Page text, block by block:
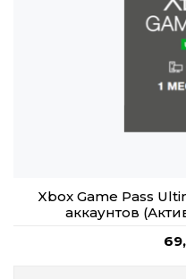
Xbox Game Pass
аккаунтов